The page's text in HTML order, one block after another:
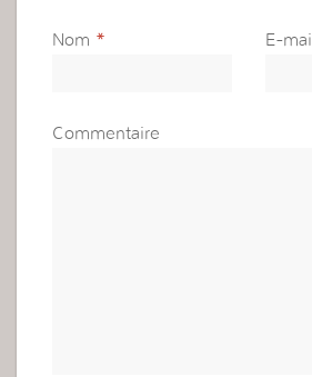
Nom * E-mail
Commentaire